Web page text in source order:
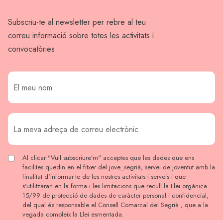
Subscriu-te al newsletter per rebre al teu
correu informació sobre totes les activitats i
convocatòries
Al clicar "Vull subscriure’m" acceptes que les dades que ens
facilites quedin en el fitxer del jove_segrià, servei de joventut amb la
finalitat d'informar-te de les nostres activitats i serveis i que
s'utilitzaran en la forma i les limitacions que recull la Llei orgànica
15/99 de protecció de dades de caràcter personal i confidencial,
del qual és responsable el Consell Comarcal del Segrià , que a la
vegada compleix la Llei esmentada.